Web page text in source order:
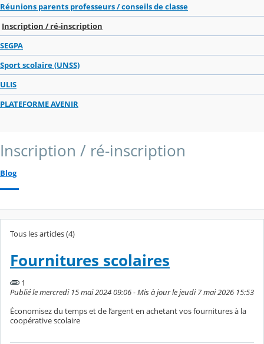
Réunions parents professeurs / conseils de classe
Inscription / ré-inscription
SEGPA
Sport scolaire (UNSS)
ULIS
PLATEFORME AVENIR
Inscription / ré-inscription
Blog
Tous les articles (4)
Fournitures scolaires
1
Publié le mercredi 15 mai 2024 09:06 - Mis à jour le jeudi 7 mai 2026 15:53
Économisez du temps et de l’argent en achetant vos fournitures à la
coopérative scolaire